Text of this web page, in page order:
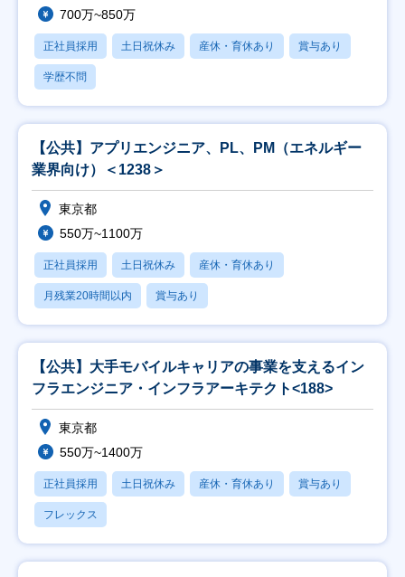
700万~850万
正社員採用 土日祝休み 産休・育休あり 賞与あり
学歴不問
【公共】アプリエンジニア、PL、PM（エネルギー
業界向け）＜1238＞
東京都
550万~1100万
正社員採用 土日祝休み 産休・育休あり
月残業20時間以内 賞与あり
【公共】大手モバイルキャリアの事業を支えるイン
フラエンジニア・インフラアーキテクト<188>
東京都
550万~1400万
正社員採用 土日祝休み 産休・育休あり 賞与あり
フレックス